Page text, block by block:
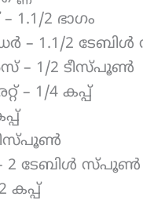
– 1.1/2 ഭാഗം
– 1.1/2
– 1/2 ടീസ്പൂൺ
– 1/4 കപ്പ്
2 ടേബിൾ സ്പൂൺ
കപ്പ്